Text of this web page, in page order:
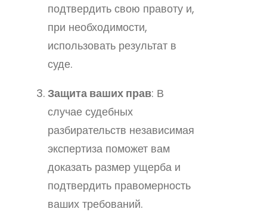
подтвердить свою правоту и,
при необходимости,
использовать результат в
суде.
Защита ваших прав: В
случае судебных
разбирательств независимая
экспертиза поможет вам
доказать размер ущерба и
подтвердить правомерность
ваших требований.